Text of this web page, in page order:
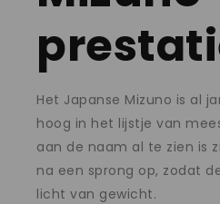
Het Japanse Mizuno is al
hoog in het lijstje van
aan de naam al te zien is
na een sprong op, zodat
licht van gewicht.